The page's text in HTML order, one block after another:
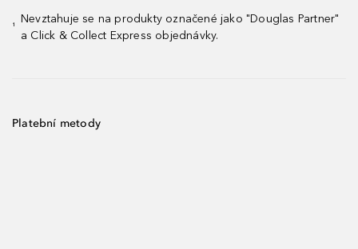
¹
Nevztahuje se na produkty označené jako "Douglas Partner"
a Click & Collect Express objednávky.
Platební metody